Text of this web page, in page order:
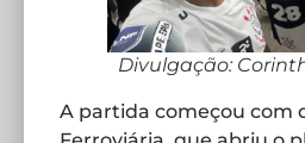
Divulgação:
A partida começou com